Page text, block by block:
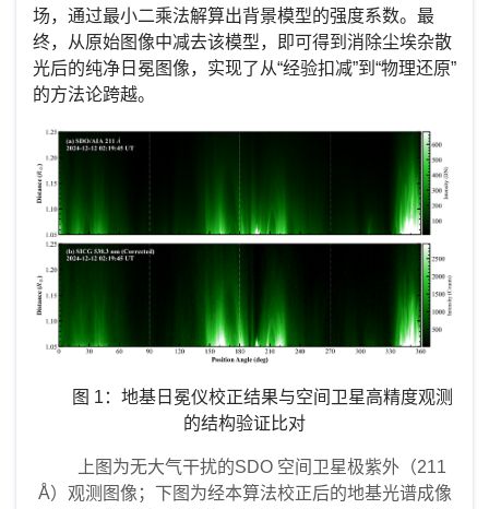
场，通过最小二乘法解算出背景模型的强度系数。最
终，从原始图像中减去该模型，即可得到消除尘埃杂散
光后的纯净日冕图像，实现了从“经验扣减”到“物理还原”
的方法论跨越。
图 1 ：地基日冕仪校正结果与空间卫星高精度观测
的结构验证比对
上图为无大气干扰的SDO 空间卫星极紫外（211
Å）观测图像；下图为经本算法校正后的地基光谱成像